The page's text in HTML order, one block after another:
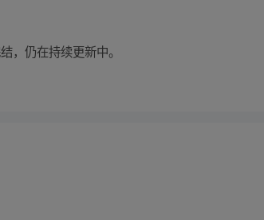
，仍在持续更新中。